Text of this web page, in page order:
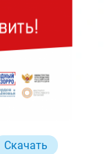
Скачать